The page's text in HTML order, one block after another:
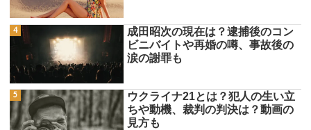
成田昭次の現在は？逮捕後のコン
ビニバイトや再婚の噂、事故後の
涙の謝罪も
ウクライナ21とは？犯人の生い立
ちや動機、裁判の判決は？動画の
見方も